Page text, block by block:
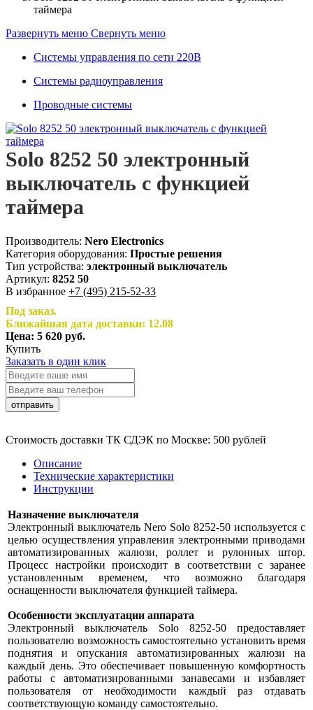
таймера
Развернуть меню Свернуть меню
Системы управления по сети 220В
Системы радиоуправления
Проводные системы
Solo 8252 50 электронный
выключатель с функцией
таймера
Производитель: Nero Electronics
Категория оборудования: Простые решения
Тип устройства: электронный выключатель
Артикул: 8252 50
В избранное +7 (495) 215-52-33
Под заказ.
Ближайшая дата доставки: 12.08
Цена: 5 620 руб.
Купить
Заказать в один клик
отправить
Стоимость доставки ТК СДЭК по Москве: 500 рублей
Описание
Технические характеристики
Инструкции
Назначение выключателя
Электронный выключатель Nero Solo 8252-50 используется с
целью осуществления управления электронными приводами
автоматизированных жалюзи, роллет и рулонных штор.
Процесс настройки происходит в соответствии с заранее
установленным временем, что возможно благодаря
оснащенности выключателя функцией таймера.
Особенности эксплуатации аппарата
Электронный выключатель Solo 8252-50 предоставляет
пользователю возможность самостоятельно установить время
поднятия и опускания автоматизированных жалюзи на
каждый день. Это обеспечивает повышенную комфортность
работы с автоматизированными занавесами и избавляет
пользователя от необходимости каждый раз отдавать
соответствующую команду самостоятельно.